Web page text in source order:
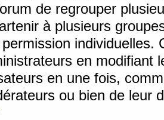
de regrouper
à plusieurs
individuelles.
en modifiant
en une fois,
ou bien de leur